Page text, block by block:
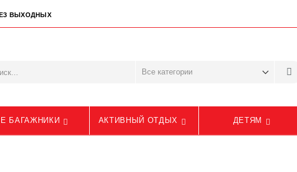
ВЫХОДНЫХ
БАГАЖНИКИ АКТИВНЫЙ ОТДЫХ ДЕТЯМ